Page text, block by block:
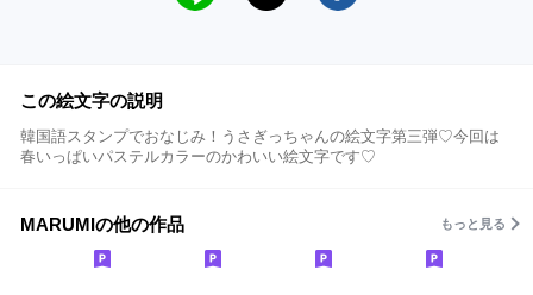
この絵文字の説明
韓国語スタンプでおなじみ！うさぎっちゃんの絵文字第三弾♡今回は
春いっぱいパステルカラーのかわいい絵文字です♡
MARUMIの他の作品 もっと見る